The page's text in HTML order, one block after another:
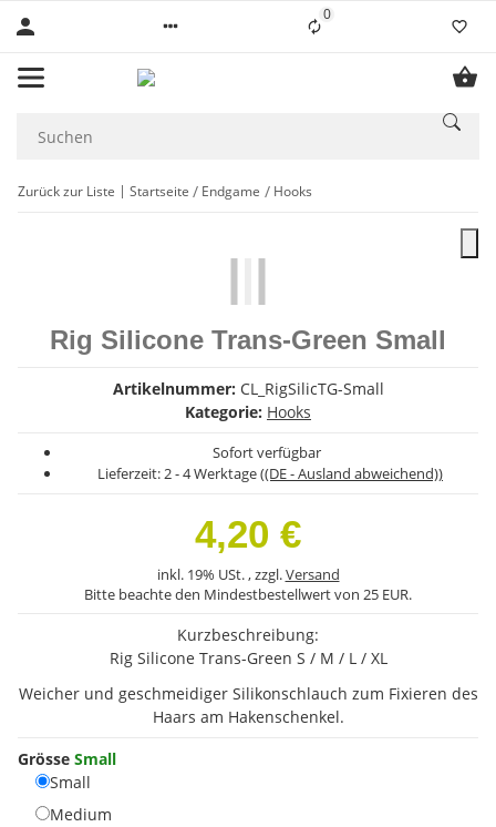
0Liste ist leer
Zurück zur Liste Startseite Endgame Hooks
Rig Silicone Trans-Green Small
Artikelnummer: CL_RigSilicTG-Small
Kategorie: Hooks
Sofort verfügbar
Lieferzeit:2 - 4 Werktage((DE - Ausland abweichend))
4,20 €
inkl. 19% USt. , zzgl.Versand
Bitte beachte den Mindestbestellwert von 25 EUR.
Kurzbeschreibung:
Rig Silicone Trans-Green S / M / L / XL
Weicher und geschmeidiger Silikonschlauch zum Fixieren des
Haars am Hakenschenkel.
Grösse Small
Small
Medium